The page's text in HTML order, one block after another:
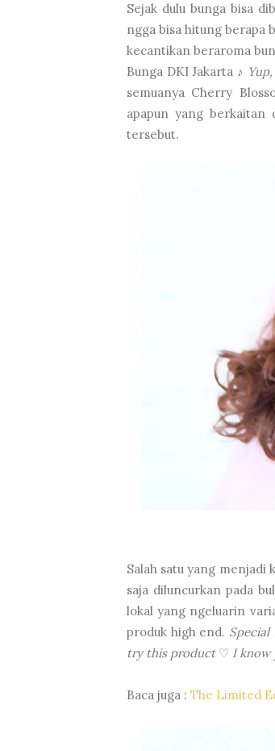
Sejak dulu bunga bisa
ngga bisa hitung berapa
kecantikan beraroma
Bunga DKI Jakarta ♪
semuanya Cherry
apapun yang berkaitan
tersebut.
Salah satu yang menjadi
saja diluncurkan pada
lokal yang ngeluarin
produk high end.
try this product ♡ I know
Baca juga : The Limited